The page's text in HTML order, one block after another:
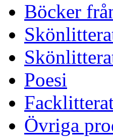
Böcker
Poesi
Övriga